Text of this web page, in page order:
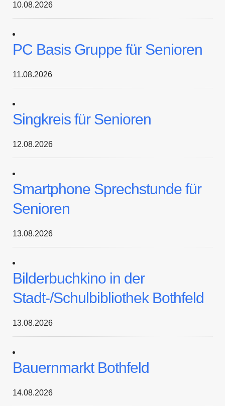
10.08.2026
PC Basis Gruppe für Senioren
11.08.2026
Singkreis für Senioren
12.08.2026
Smartphone Sprechstunde für
Senioren
13.08.2026
Bilderbuchkino in der
Stadt-/Schulbibliothek Bothfeld
13.08.2026
Bauernmarkt Bothfeld
14.08.2026